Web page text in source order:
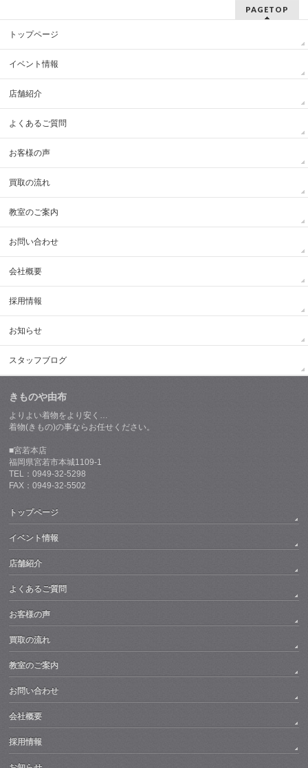
PAGETOP
トップページ
イベント情報
店舗紹介
よくあるご質問
お客様の声
買取の流れ
教室のご案内
お問い合わせ
会社概要
採用情報
お知らせ
スタッフブログ
きものや由布
よりよい着物をより安く…
着物(きもの)の事ならお任せください。
■宮若本店
福岡県宮若市本城1109-1
TEL：0949-32-5298
FAX：0949-32-5502
トップページ
イベント情報
店舗紹介
よくあるご質問
お客様の声
買取の流れ
教室のご案内
お問い合わせ
会社概要
採用情報